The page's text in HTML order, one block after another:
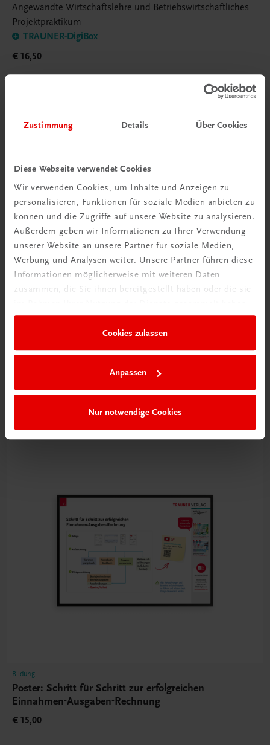
Zustimmung Details Über Cookies
Diese Webseite verwendet Cookies
Wir verwenden Cookies, um Inhalte und Anzeigen zu
personalisieren, Funktionen für soziale Medien anbieten zu
können und die Zugriffe auf unsere Website zu analysieren.
Außerdem geben wir Informationen zu Ihrer Verwendung
unserer Website an unsere Partner für soziale Medien,
Werbung und Analysen weiter. Unsere Partner führen diese
Informationen möglicherweise mit weiteren Daten
zusammen, die Sie ihnen bereitgestellt haben oder die sie
Cookies zulassen
Anpassen
Nur notwendige Cookies
Angewandte Wirtschaftslehre und Betriebswirtschaftliches
Projektpraktikum
TRAUNER-DigiBox
€ 16,50
Bildung
Bildung
Poster: Schritt für Schritt zur erfolgreichen
Einnahmen-Ausgaben-Rechnung
€ 15,00